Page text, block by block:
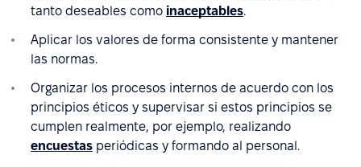
tanto deseables como inaceptables.
Aplicar los valores de forma consistente y mantener
las normas.
Organizar los procesos internos de acuerdo con los
principios éticos y supervisar si estos principios se
cumplen realmente, por ejemplo, realizando
encuestas periódicas y formando al personal.